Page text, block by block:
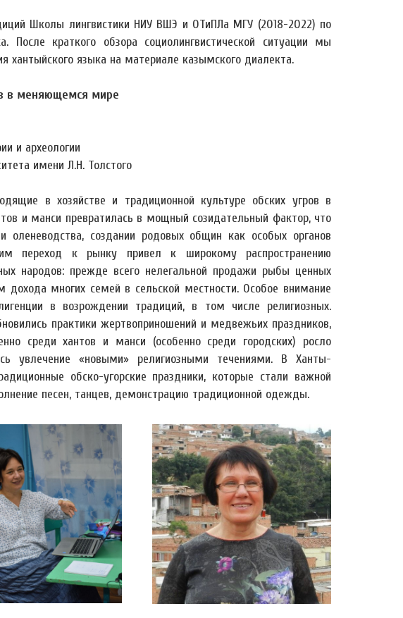
Школы лингвистики НИУ ВШЭ и ОТиПЛа МГУ (2018-2022) по
После краткого обзора социолингвистической ситуации мы
хантыйского языка на материале казымского диалекта.
в меняющемся мире
и археологии
имени Л.Н. Толстого
в хозяйстве и традиционной культуре обских угров в
и манси превратилась в мощный созидательный фактор, что
оленеводства, создании родовых общин как особых органов
переход к рынку привел к широкому распространению
народов: прежде всего нелегальной продажи рыбы ценных
многих семей в сельской местности. Особое внимание
в возрождении традиций, в том числе религиозных.
практики жертвоприношений и медвежьих праздников,
среди хантов и манси (особенно среди городских) росло
увлечение «новыми» религиозными течениями. В Ханты-
обско-угорские праздники, которые стали важной
песен, танцев, демонстрацию традиционной одежды.